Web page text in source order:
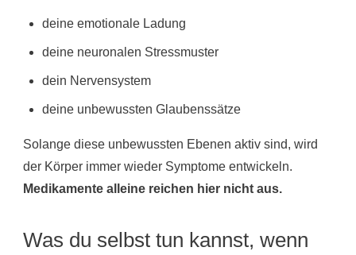
deine emotionale Ladung
deine neuronalen Stressmuster
dein Nervensystem
deine unbewussten Glaubenssätze
Solange diese unbewussten Ebenen aktiv sind, wird
der Körper immer wieder Symptome entwickeln.
Medikamente alleine reichen hier nicht aus.
Was du selbst tun kannst, wenn